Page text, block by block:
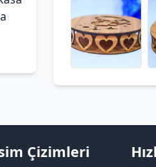
Çizimleri